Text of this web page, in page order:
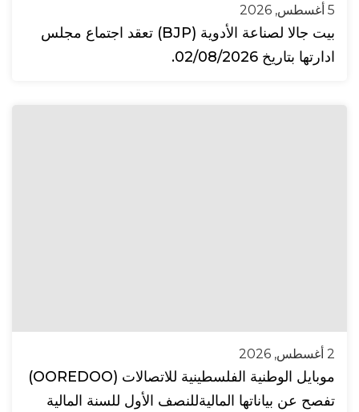
5 أغسطس, 2026
بيت جالا لصناعة الأدوية (BJP) تعقد اجتماع مجلس
ادارتها بتاريخ 02/08/2026.
2 أغسطس, 2026
موبايل الوطنية الفلسطينية للاتصالات (OOREDOO)
تفصح عن بياناتها الماليةللنصف الأول للسنة المالية